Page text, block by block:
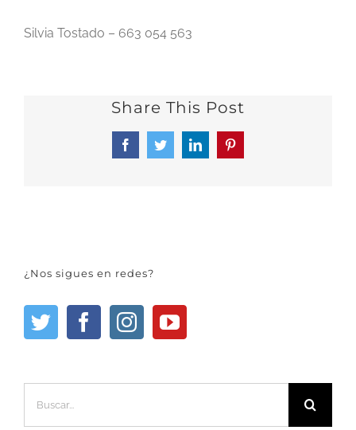
Silvia Tostado – 663 054 563
Share This Post
FacebookTwitterLinkedInPinterest
¿Nos sigues en redes?